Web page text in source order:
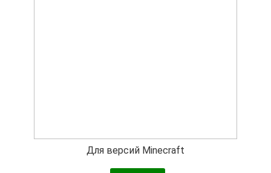
Для версий Minecraft